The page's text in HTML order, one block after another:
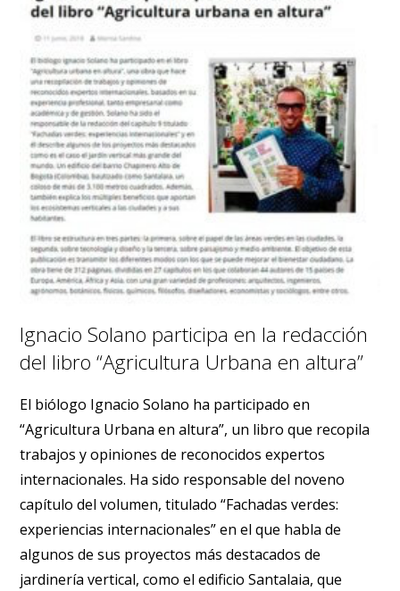
Ignacio Solano participa en la redacción
del libro “Agricultura Urbana en altura”
El biólogo Ignacio Solano ha participado en
“Agricultura Urbana en altura”, un libro que recopila
trabajos y opiniones de reconocidos expertos
internacionales. Ha sido responsable del noveno
capítulo del volumen, titulado “Fachadas verdes:
experiencias internacionales” en el que habla de
algunos de sus proyectos más destacados de
jardinería vertical, como el edificio Santalaia, que